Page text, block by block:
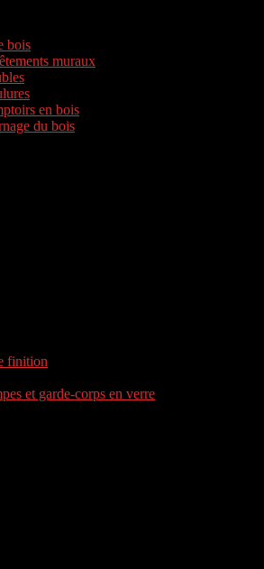
bois
muraux
en bois
du bois
finition
et garde-corps en verre